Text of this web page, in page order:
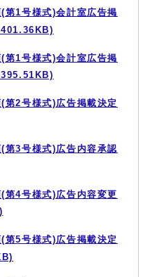
第1号様式)会計室広告掲
第1号様式)会計室広告掲
第2号様式)広告掲載決定
第3号様式)広告内容承認
第4号様式)広告内容変更
第5号様式)広告掲載決定